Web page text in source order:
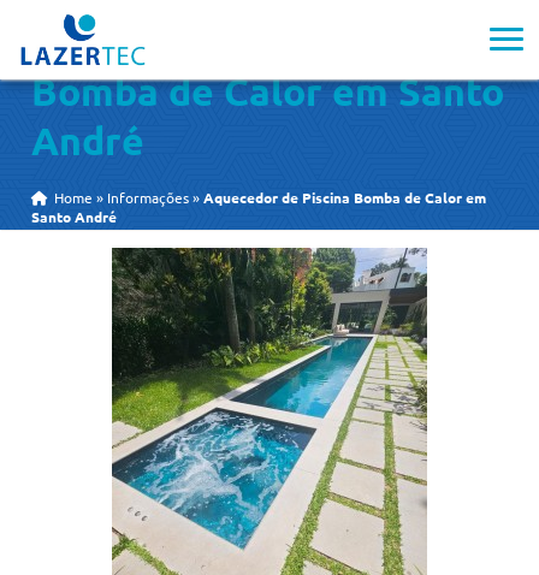
Aquecedor de Piscina
Bomba de Calor em Santo
André
Home » Informações »Aquecedor de Piscina Bomba de Calor em
Santo André